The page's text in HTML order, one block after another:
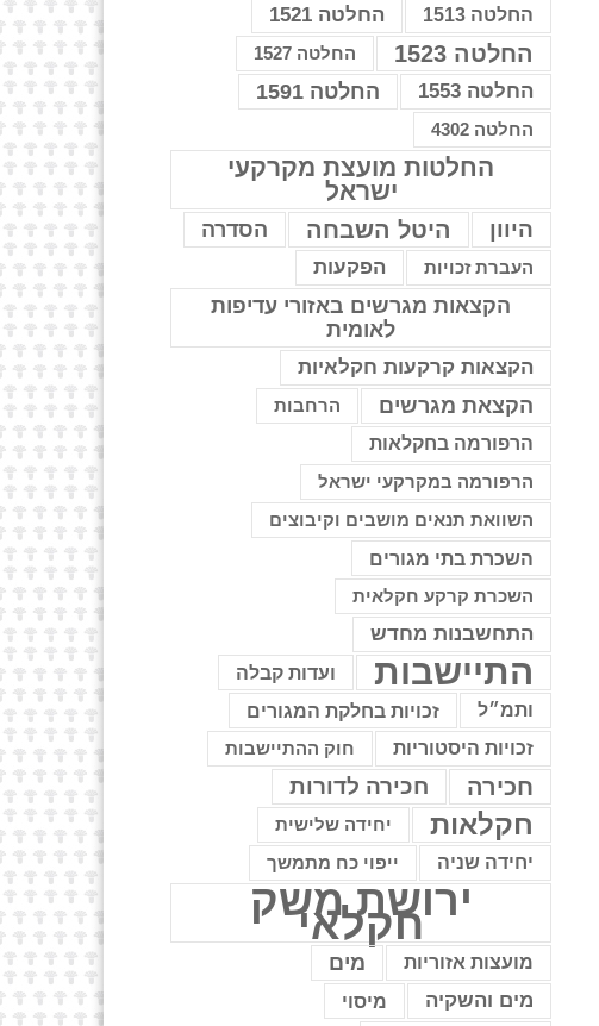
החלטה 1513
החלטה 1521
החלטה 1523 החלטה 1527
החלטה 1553 החלטה 1591
החלטה 4302
החלטות מועצת מקרקעי
ישראל
היוון היטל השבחה הסדרה
העברת זכויות הפקעות
הקצאות מגרשים באזורי עדיפות
לאומית
הקצאות קרקעות חקלאיות
הקצאת מגרשים
הרחבות
הרפורמה בחקלאות
הרפורמה במקרקעי ישראל
השוואת תנאים מושבים וקיבוצים
השכרת בתי מגורים
השכרת קרקע חקלאית
התחשבנות מחדש
התיישבות ועדות קבלה
ותמ״ל זכויות בחלקת המגורים
זכויות היסטוריות חוק ההתיישבות
חכירה חכירה לדורות
חקלאות
יחידה שלישית
יחידה שניה
ייפוי כח מתמשך
ירושת משק
חקלאי
מועצות אזוריות מים
מים והשקיה מיסוי